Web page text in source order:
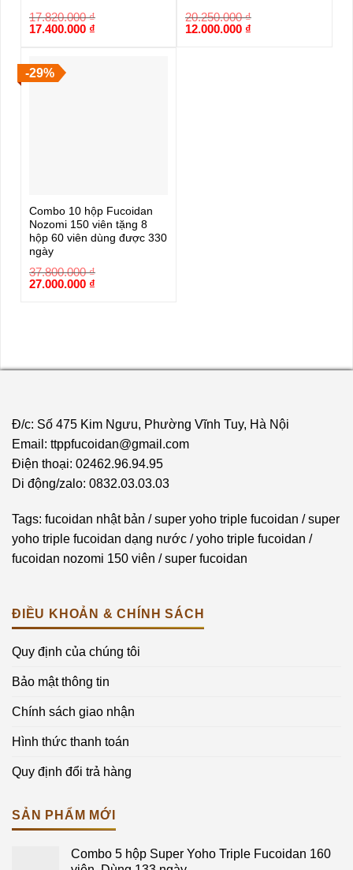
17.820.000₫
Giá
17.400.000 ₫
20.250.000₫
Giá
12.000.000 ₫
-29%
Combo 10 hộp Fucoidan
Nozomi 150 viên tặng 8
hộp 60 viên dùng được 330
ngày
37.800.000₫
Giá
gốc
27.000.000 ₫
Đ/c: Số 475 Kim Ngưu, Phường Vĩnh Tuy, Hà Nội
Email: ttppfucoidan@gmail.com
Điện thoại: 02462.96.94.95
Di động/zalo: 0832.03.03.03
Tags: fucoidan nhật bản / super yoho triple fucoidan / super
yoho triple fucoidan dạng nước / yoho triple fucoidan /
fucoidan nozomi 150 viên / super fucoidan
ĐIỀU KHOẢN & CHÍNH SÁCH
Quy định của chúng tôi
Bảo mật thông tin
Chính sách giao nhận
Hình thức thanh toán
Quy định đổi trả hàng
SẢN PHẨM MỚI
Combo 5 hộp Super Yoho Triple Fucoidan 160